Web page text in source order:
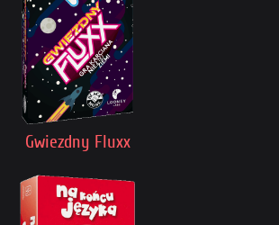
Gwiezdny Fluxx